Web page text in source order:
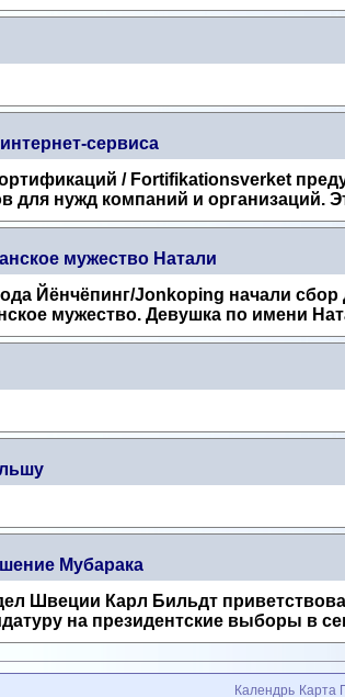
сервиса
/ Fortifikationsverket
для нужд компаний и организаций.
мужество Натали
Йёнчёпинг/Jonkoping начали сбор
мужество. Девушка по имени
Мубарака
Швеции Карл Бильдт
на президентские выборы в
Календрь Карта